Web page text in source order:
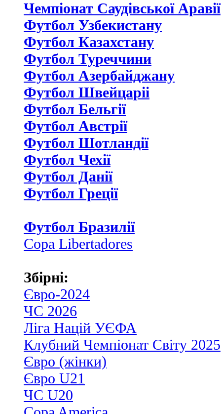
Чемпіонат Саудівської Аравії
Футбол Узбекистану
Футбол Казахстану
Футбол Туреччини
Футбол Азербайджану
Футбол Швейцаріі
Футбол Бельгії
Футбол Австрії
Футбол Шотландії
Футбол Чехії
Футбол Данії
Футбол Греції
Футбол Бразилії
Copa Libertadores
Збірні:
Євро-2024
ЧС 2026
Ліга Націй УЄФА
Клубний Чемпіонат Світу 2025
Євро (жінки)
Євро U21
ЧС U20